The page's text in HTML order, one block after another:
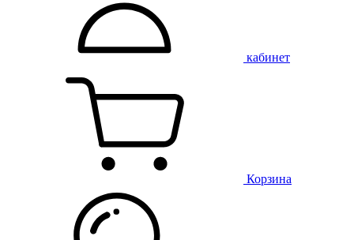
кабинет
Корзина